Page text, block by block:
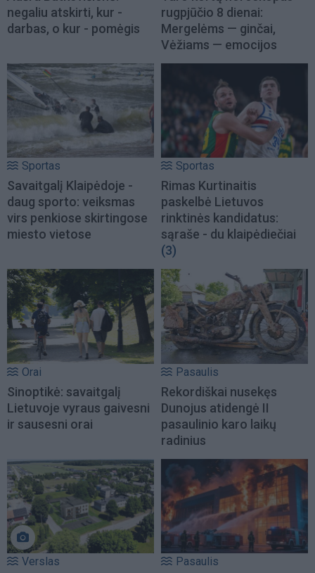
negaliu atskirti, kur -
darbas, o kur - pomėgis
rugpjūčio 8 dienai:
Mergelėms — ginčai,
Vėžiams — emocijos
Sportas
Savaitgalį Klaipėdoje -
daug sporto: veiksmas
virs penkiose skirtingose
miesto vietose
Sportas
Rimas Kurtinaitis
paskelbė Lietuvos
rinktinės kandidatus:
sąraše - du klaipėdiečiai
(3)
Orai
Sinoptikė: savaitgalį
Lietuvoje vyraus gaivesni
ir sausesni orai
Pasaulis
Rekordiškai nusekęs
Dunojus atidengė II
pasaulinio karo laikų
radinius
Verslas Pasaulis